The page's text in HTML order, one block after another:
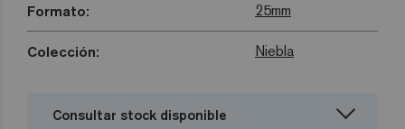
Formato: 25mm
Colección: Niebla
Consultar stock disponible